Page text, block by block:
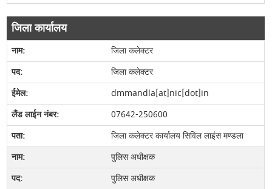
जिला कार्यालय
जिला कलेक्टर
जिला कलेक्टर
dmmandla[at]nic[dot]in
07642-250600
जिला कलेक्टर कार्यालय सिविल लाइंस मण्‍डला
पुलिस अधीक्षक
पुलिस अधीक्षक